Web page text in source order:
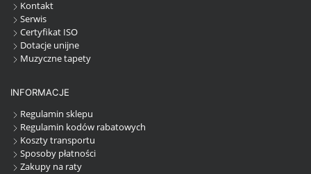
Kontakt
Serwis
Certyfikat ISO
Dotacje unijne
Muzyczne tapety
INFORMACJE
Regulamin sklepu
Regulamin kodów rabatowych
Koszty transportu
Sposoby płatności
Zakupy na raty